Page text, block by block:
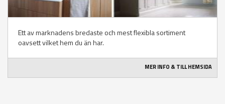
Ett av marknadens bredaste och mest flexibla sortiment
oavsett vilket hem du än har.
MER INFO & TILL HEMSIDA